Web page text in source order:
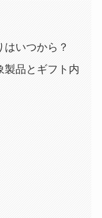
はいつから？
製品とギフト内